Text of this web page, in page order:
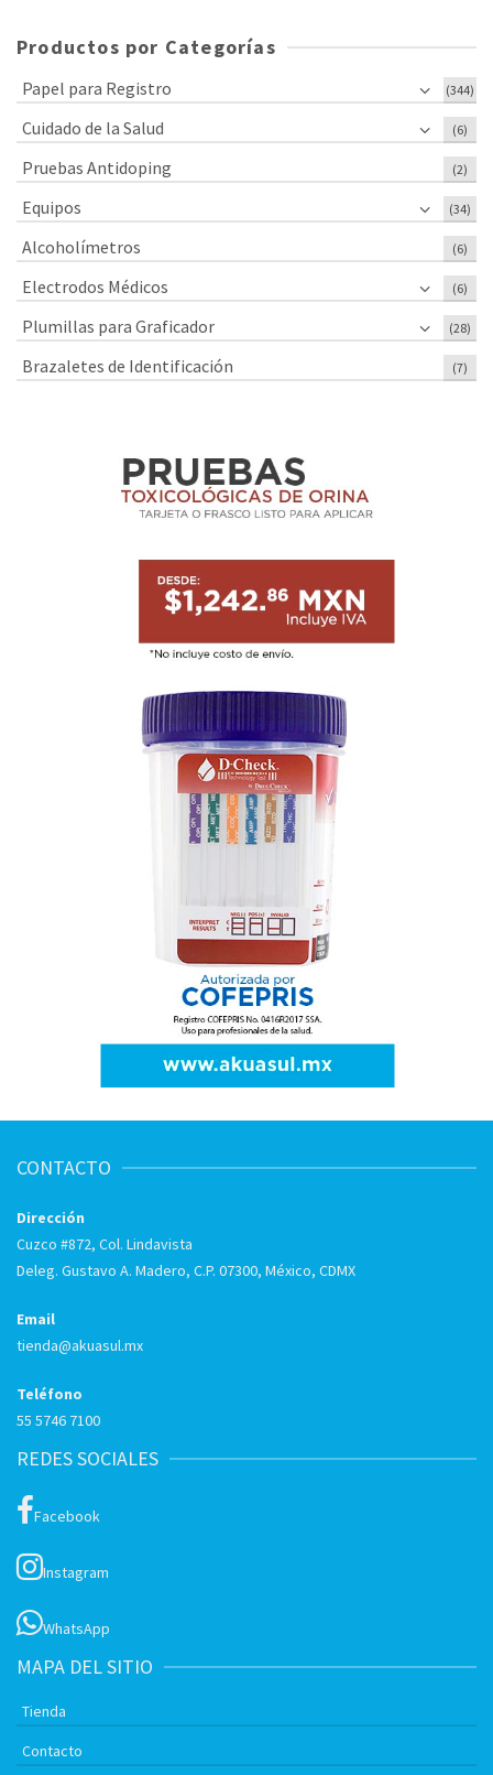
Productos por Categorías
Papel para Registro (344)
Cuidado de la Salud (6)
Pruebas Antidoping (2)
Equipos (34)
Alcoholímetros (6)
Electrodos Médicos (6)
Plumillas para Graficador (28)
Brazaletes de Identificación (7)
CONTACTO
Dirección
Cuzco #872, Col. Lindavista
Deleg. Gustavo A. Madero, C.P. 07300, México, CDMX
Email
tienda@akuasul.mx
Teléfono
55 5746 7100
REDES SOCIALES
Facebook
Instagram
WhatsApp
MAPA DEL SITIO
Tienda
Contacto